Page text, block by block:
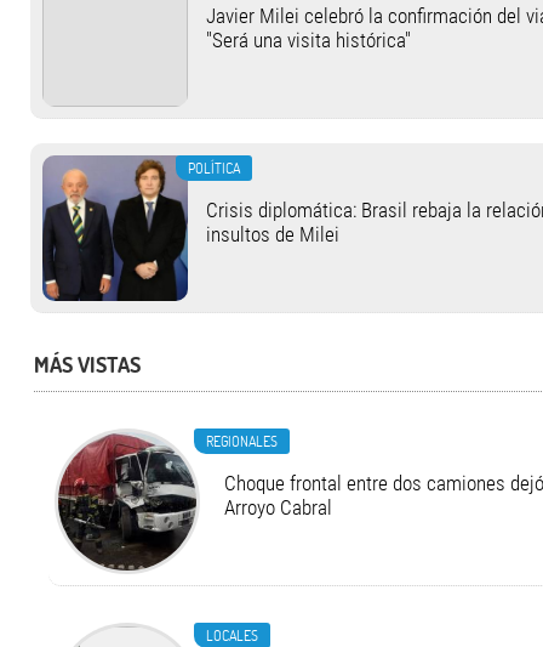
Javier Milei celebró la confirmación del
"Será una visita histórica"
POLÍTICA
Crisis diplomática: Brasil rebaja la
insultos de Milei
MÁS VISTAS
REGIONALES
Choque frontal entre dos camiones
Arroyo Cabral
LOCALES